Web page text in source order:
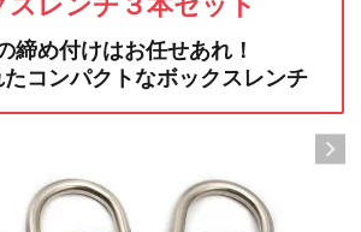
締め付けはお任せあれ！
コンパクトなボックスレンチ